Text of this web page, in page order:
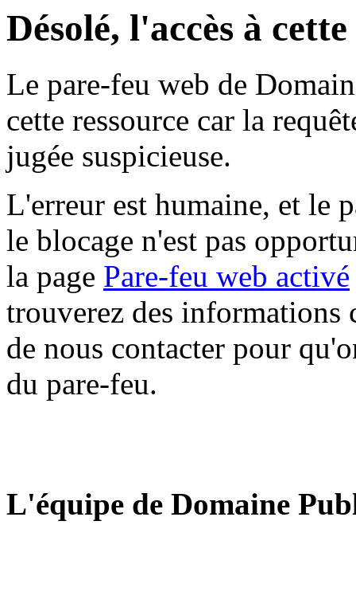
Désolé, l'accès à
Le pare-feu web de
cette ressource car la
jugée suspicieuse.
L'erreur est humaine, et le
le blocage n'est pas
la page Pare-feu web activé
trouverez des informations
de nous contacter pour
du pare-feu.
L'équipe de Domaine